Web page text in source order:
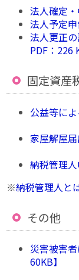
法人確定
法人予定申
法人更正
PDF：226
固定資産
公益等に
家屋解屋届
納税管理
※納税管理人と
その他
災害被害
60KB】